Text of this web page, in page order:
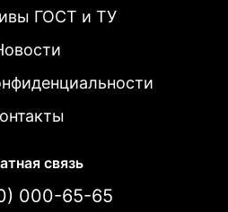
ГОСТ и ТУ
связь
000-65-65